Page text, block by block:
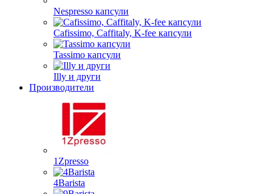
Nespresso капсули
Cafissimo, Caffitaly, K-fee капсули
Tassimo капсули
Illy и други
Производители
1Zpresso
4Barista